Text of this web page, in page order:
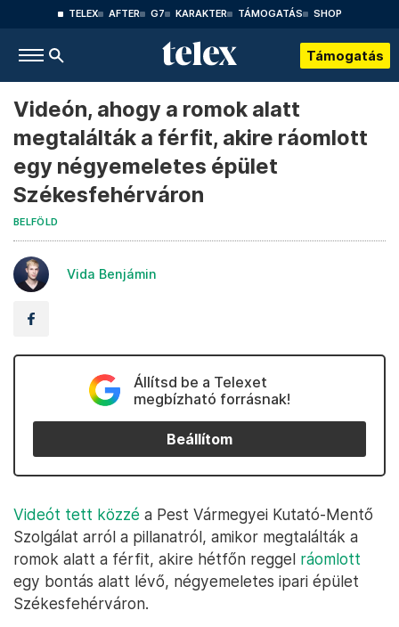
TELEX AFTER G7 KARAKTER TÁMOGATÁS SHOP
Támogatás
Videón, ahogy a romok alatt
megtalálták a férfit, akire ráomlott
egy négyemeletes épület
Székesfehérváron
BELFÖLD
Vida Benjámin
Állítsd be a Telexet
megbízható forrásnak!
Beállítom
Videót tett közzé a Pest Vármegyei Kutató-Mentő
Szolgálat arról a pillanatról, amikor megtalálták a
romok alatt a férfit, akire hétfőn reggel ráomlott
egy bontás alatt lévő, négyemeletes ipari épület
Székesfehérváron.